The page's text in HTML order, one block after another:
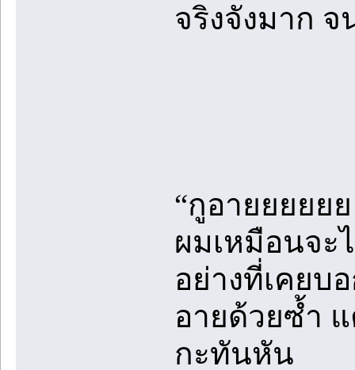
จริงจังมาก
“กูอายยยยย
ผมเหมือนจะ
อย่างที่เคยบ
อายด้วยซ้ำ
กะทันหัน